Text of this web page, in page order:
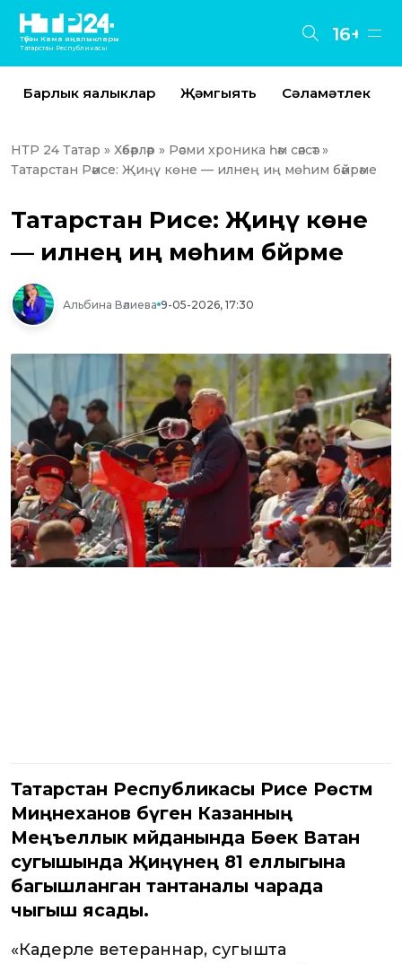
Түбән Кама яңалыклары
Татарстан Республикасы
16+
Барлык яңалыклар Җәмгыять Сәламәтлек
НТР 24 Татар » Хәбәрләр » Рәсми хроника һәм сәясәт»
Татарстан Рәисе: Җиңү көне — илнең иң мөһим бәйрәме
Татарстан Рәисе: Җиңү көне
— илнең иң мөһим бәйрәме
Альбина Вәлиева 9-05-2026, 17:30
Татарстан Республикасы Рәисе Рөстәм
Миңнеханов бүген Казанның
Меңъеллык мәйданында Бөек Ватан
сугышында Җиңүнең 81 еллыгына
багышланган тантаналы чарада
чыгыш ясады.
«Кадерле ветераннар, сугышта